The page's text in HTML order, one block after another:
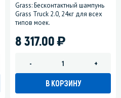
Grass: Бесконтактный шампунь
Grass Truck 2.0, 24кг для всех
типов моек.
8 317.00)
- +
В КОРЗИНУ